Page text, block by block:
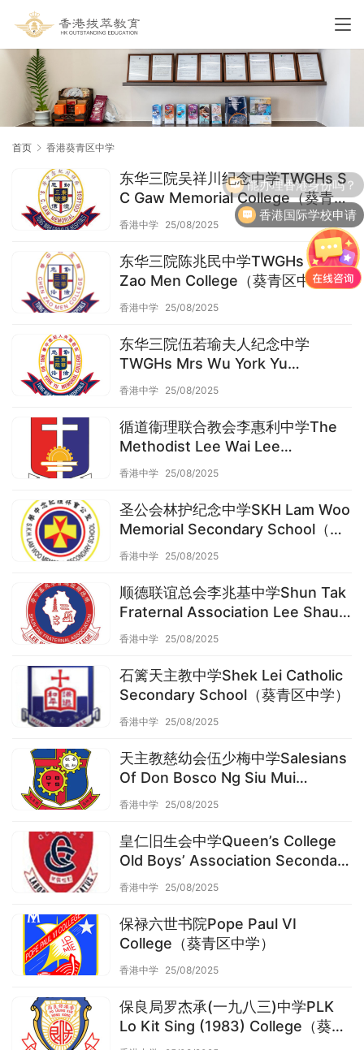
首页 香港葵青区中学
东华三院吴祥川纪念中学TWGHs S
C Gaw Memorial College（葵青区
中学）
香港中学 25/08/2025
东华三院陈兆民中学TWGHs Chen
Zao Men College（葵青区中学）
香港中学 25/08/2025
东华三院伍若瑜夫人纪念中学
TWGHs Mrs Wu York Yu
Memorial College（葵青区中学）
香港中学 25/08/2025
循道衞理联合教会李惠利中学The
Methodist Lee Wai Lee
College（葵青区中学）
香港中学 25/08/2025
圣公会林护纪念中学SKH Lam Woo
Memorial Secondary School（葵
青区中学）
香港中学 25/08/2025
顺德联谊总会李兆基中学Shun Tak
Fraternal Association Lee Shau
Kee College（葵青区中学）
香港中学 25/08/2025
石篱天主教中学Shek Lei Catholic
Secondary School（葵青区中学）
香港中学 25/08/2025
天主教慈幼会伍少梅中学Salesians
Of Don Bosco Ng Siu Mui
Secondary School（葵青区中学）
香港中学 25/08/2025
皇仁旧生会中学Queen’s College
Old Boys’ Association Secondary
School（葵青区中学）
香港中学 25/08/2025
保禄六世书院Pope Paul VI
College（葵青区中学）
香港中学 25/08/2025
保良局罗杰承(一九八三)中学PLK
Lo Kit Sing (1983) College（葵青
区中学）
能办理香港身份吗？
香港国际学校申请